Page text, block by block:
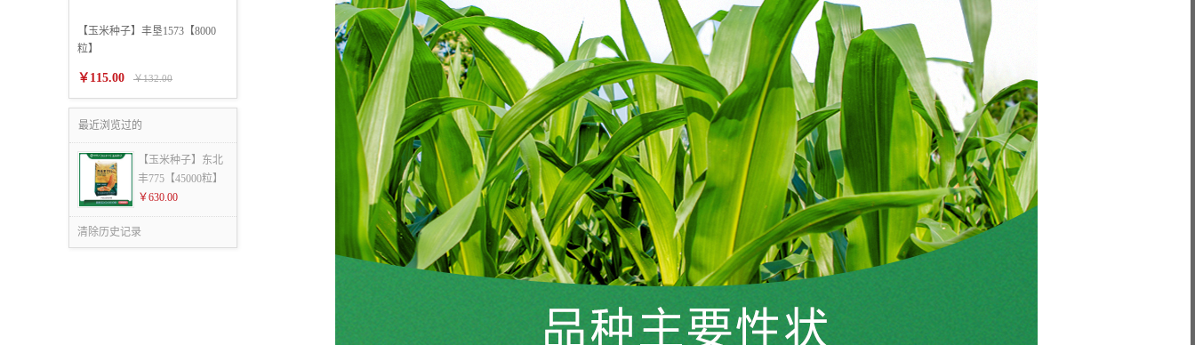
【玉米种子】丰垦1573【8000
粒】
￥115.00 ￥132.00
最近浏览过的
【玉米种子】东北
丰775【45000粒】
￥630.00
清除历史记录